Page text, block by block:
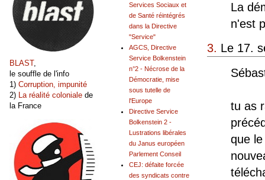
La
n'est
3. Le 17.
tu as
que
Services Sociaux et
de Santé réintégrés
dans la Directive
"Service"
AGCS, Directive
Service Bolkenstein
n°2 - Nécrose de la
Démocratie, mise
sous tutelle de
l'Europe
Directive Service
Bolkenstein 2 -
Lustrations libérales
du Janus européen
Parlement Conseil
CEJ: défaite forcée
des syndicats contre
BLAST,
le souffle de l'info
1) Corruption, impunité
2) La réalité coloniale de
la France